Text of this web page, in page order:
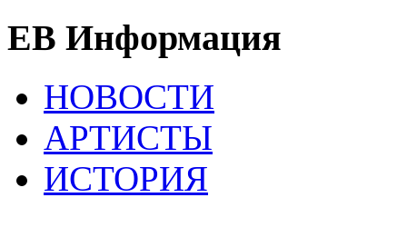
EB Информация
НОВОСТИ
АРТИСТЫ
ИСТОРИЯ